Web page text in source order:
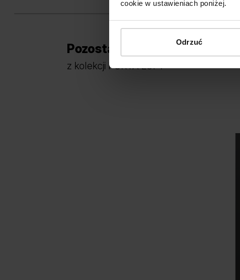
cookie w ustawieniach poniżej.
Odrzuć
Pozostałe modele w linii
z kolekcji PORTA LOFT